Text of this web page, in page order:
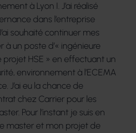
à Lyon I. J’ai réalisé
dans l’entreprise
souhaité continuer mes
à un poste d’« ingénieure
projet HSE » en effectuant un
environnement à l’ECEMA
J’ai eu la chance de
chez Carrier pour les
Pour l’instant je suis en
master et mon projet de